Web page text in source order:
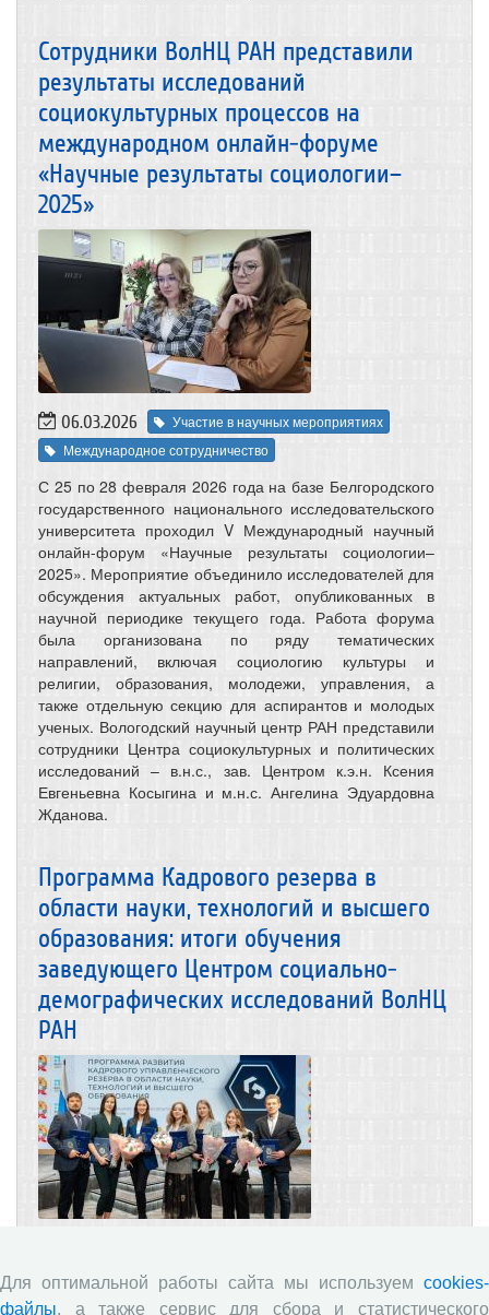
Сотрудники ВолНЦ РАН представили
результаты исследований
социокультурных процессов на
международном онлайн-форуме
«Научные результаты социологии–
2025»
06.03.2026
Участие в научных мероприятиях
Международное сотрудничество
С 25 по 28 февраля 2026 года на базе Белгородского
государственного национального исследовательского
университета проходил V Международный научный
онлайн-форум «Научные результаты социологии–
2025». Мероприятие объединило исследователей для
обсуждения актуальных работ, опубликованных в
научной периодике текущего года. Работа форума
была организована по ряду тематических
направлений, включая социологию культуры и
религии, образования, молодежи, управления, а
также отдельную секцию для аспирантов и молодых
ученых. Вологодский научный центр РАН представили
сотрудники Центра социокультурных и политических
исследований – в.н.с., зав. Центром к.э.н. Ксения
Евгеньевна Косыгина и м.н.с. Ангелина Эдуардовна
Жданова.
Программа Кадрового резерва в
области науки, технологий и высшего
образования: итоги обучения
заведующего Центром социально-
демографических исследований ВолНЦ
РАН
Повышение квалификации
Для оптимальной работы сайта мы используем cookies-
файлы, а также сервис для сбора и статистического